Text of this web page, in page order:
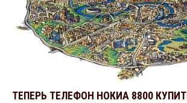
ТЕПЕРЬ ТЕЛЕФОН НОКИА 8800